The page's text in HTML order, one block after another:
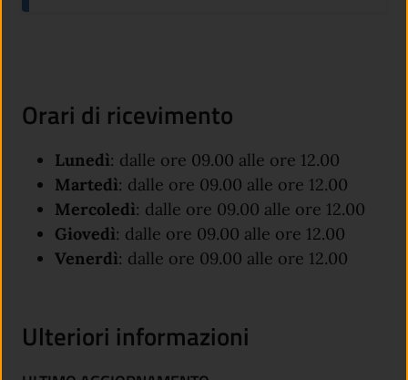
Orari di ricevimento
Lunedì: dalle ore 09.00 alle ore 12.00
Martedì: dalle ore 09.00 alle ore 12.00
Mercoledì: dalle ore 09.00 alle ore 12.00
Giovedì: dalle ore 09.00 alle ore 12.00
Venerdì: dalle ore 09.00 alle ore 12.00
Ulteriori informazioni